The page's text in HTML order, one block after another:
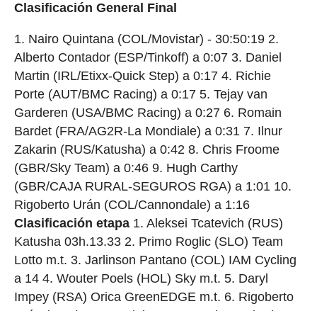
Clasificación General Final
1. Nairo Quintana (COL/Movistar) - 30:50:19 2.
Alberto Contador (ESP/Tinkoff) a 0:07 3. Daniel
Martin (IRL/Etixx-Quick Step) a 0:17 4. Richie
Porte (AUT/BMC Racing) a 0:17 5. Tejay van
Garderen (USA/BMC Racing) a 0:27 6. Romain
Bardet (FRA/AG2R-La Mondiale) a 0:31 7. Ilnur
Zakarin (RUS/Katusha) a 0:42 8. Chris Froome
(GBR/Sky Team) a 0:46 9. Hugh Carthy
(GBR/CAJA RURAL-SEGUROS RGA) a 1:01 10.
Rigoberto Urán (COL/Cannondale) a 1:16
Clasificación etapa 1. Aleksei Tcatevich (RUS)
Katusha 03h.13.33 2. Primo Roglic (SLO) Team
Lotto m.t. 3. Jarlinson Pantano (COL) IAM Cycling
a 14 4. Wouter Poels (HOL) Sky m.t. 5. Daryl
Impey (RSA) Orica GreenEDGE m.t. 6. Rigoberto